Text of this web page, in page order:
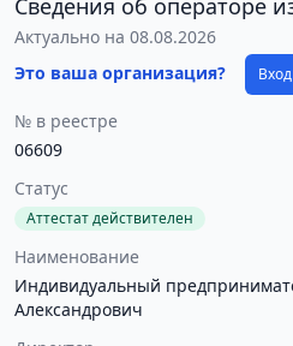
Сведения об операторе
Актуально на 08.08.2026
Это ваша организация?
№ в реестре
06609
Статус
Аттестат действителен
Наименование
Индивидуальный
Александрович